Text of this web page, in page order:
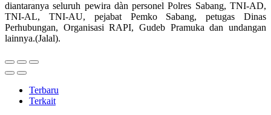
diantaranya seluruh pewira dàn personel Polres Sabang, TNI-AD,
TNI-AL, TNI-AU, pejabat Pemko Sabang, petugas Dinas
Perhubungan, Organisasi RAPI, Gudeb Pramuka dan undangan
lainnya.(Jalal).
Terbaru
Terkait